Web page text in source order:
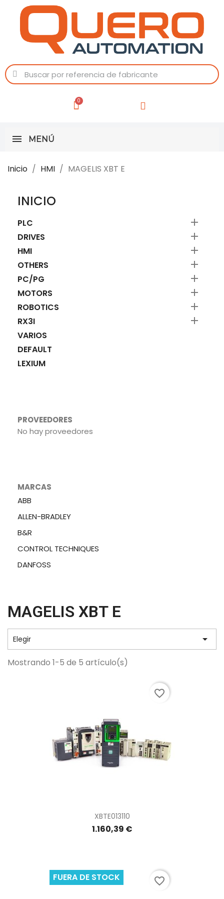
MENÚ
Inicio HMI MAGELIS XBT E
INICIO
PLC 
DRIVES 
HMI 
OTHERS 
PC/PG 
MOTORS 
ROBOTICS 
RX3I 
VARIOS
DEFAULT
LEXIUM
PROVEEDORES
No hay proveedores
MARCAS
ABB
ALLEN-BRADLEY
B&R
CONTROL TECHNIQUES
DANFOSS
MAGELIS XBT E
Elegir 
Mostrando 1-5 de 5 artículo(s)
XBTE013110
1.160,39 €
favorite_border
FUERA DE STOCK favorite_border